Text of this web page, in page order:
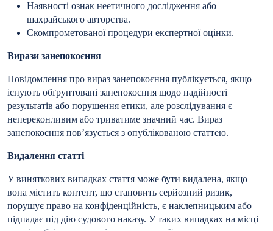
Наявності ознак неетичного дослідження або
шахрайського авторства.
Скомпрометованої процедури експертної оцінки.
Вирази занепокоєння
Повідомлення про вираз занепокоєння публікується, якщо
існують обґрунтовані занепокоєння щодо надійності
результатів або порушення етики, але розслідування є
непереконливим або триватиме значний час. Вираз
занепокоєння пов’язується з опублікованою статтею.
Видалення статті
У виняткових випадках стаття може бути видалена, якщо
вона містить контент, що становить серйозний ризик,
порушує право на конфіденційність, є наклепницьким або
підпадає під дію судового наказу. У таких випадках на місці